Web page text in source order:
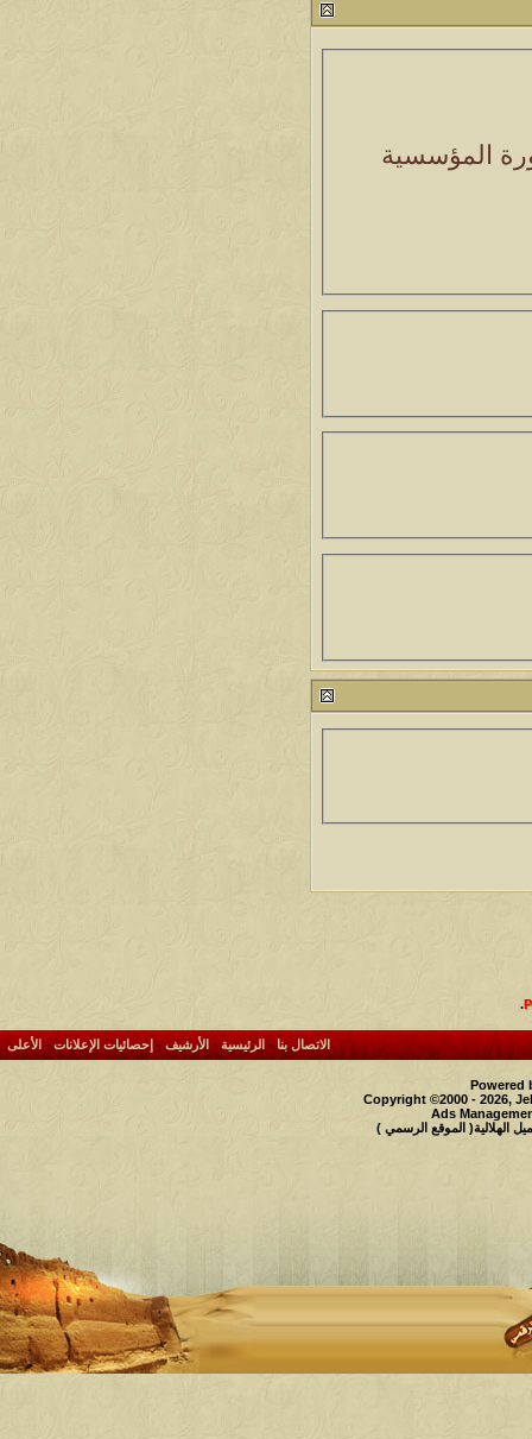
المؤسسية
.
الاتصال بنا- الرئيسية-الأرشيف- إحصائيات الإعلانات- الأعلى
Powered
Copyright ©2000 - 2026,
Ads
الهلالية( الموقع الرسمي )